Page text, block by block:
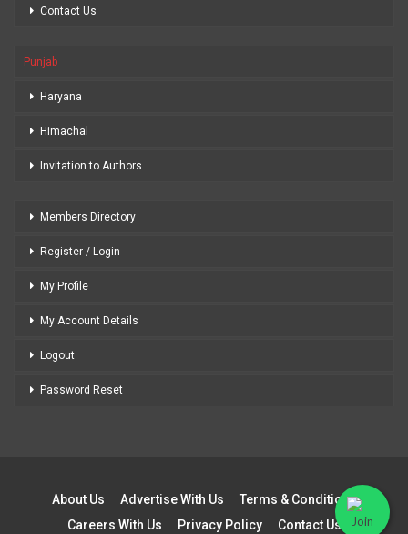
Contact Us
Punjab
Haryana
Himachal
Invitation to Authors
Members Directory
Register / Login
My Profile
My Account Details
Logout
Password Reset
About Us Advertise With Us
Terms & Conditions
Careers With Us
Privacy Policy Contact Us